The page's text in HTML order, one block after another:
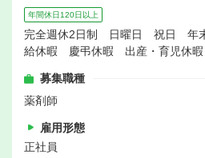
年間休日120日以上
完全週休2日制 日曜日 祝日 年
給休暇 慶弔休暇 出産・育児休
募集職種
薬剤師
雇用形態
正社員